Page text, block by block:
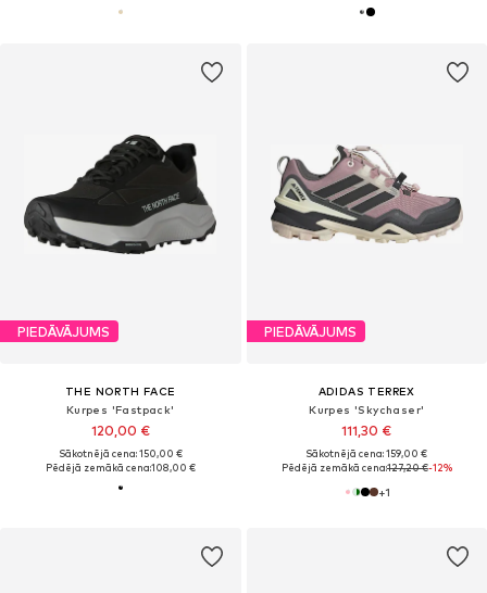
PIEDĀVĀJUMS
THE NORTH FACE
Kurpes 'Fastpack'
120,00 €
Sākotnējā cena: 150,00 €
Pēdējā zemākā cena:108,00 €
PIEDĀVĀJUMS
ADIDAS TERREX
Kurpes 'Skychaser'
111,30 €
Sākotnējā cena: 159,00 €
Pēdējā zemākā cena:127,20 €-12%
+1